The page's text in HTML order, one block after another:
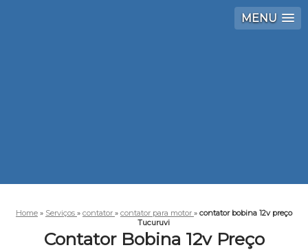
MENU
Home » Serviços » contator » contator para motor » contator bobina 12v preço
Tucuruvi
Contator Bobina 12v Preço